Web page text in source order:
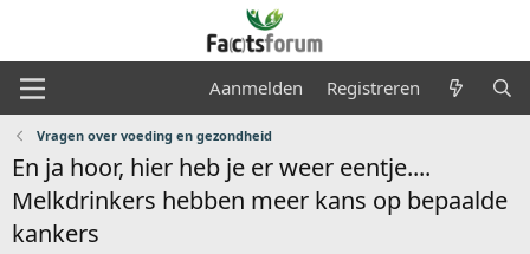
Aanmelden Registreren
Vragen over voeding en gezondheid
En ja hoor, hier heb je er weer eentje....
Melkdrinkers hebben meer kans op bepaalde
kankers